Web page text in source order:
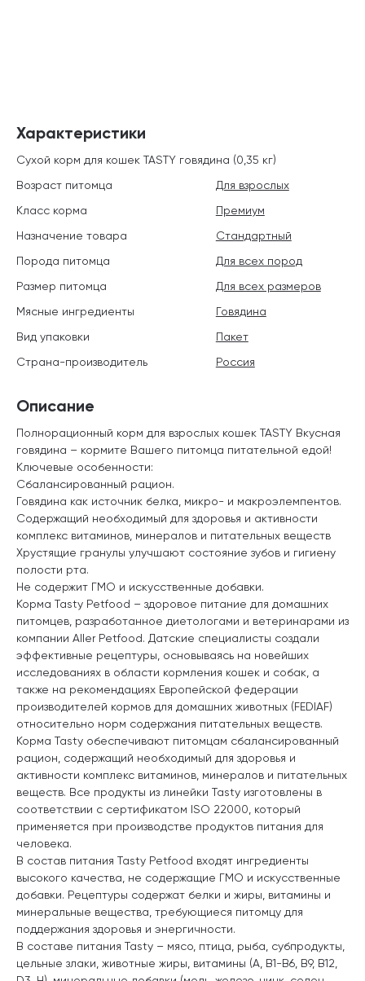
Описание
Полнорационный корм для взрослых кошек TASTY Вкусная
говядина – кормите Вашего питомца питательной едой!
Ключевые особенности:
Сбалансированный рацион.
Говядина как источник белка, микро- и макроэлемпентов.
Содержащий необходимый для здоровья и активности
комплекс витаминов, минералов и питательных веществ
Хрустящие гранулы улучшают состояние зубов и гигиену
полости рта.
Не содержит ГМО и искусственные добавки.
Корма Tasty Petfood – здоровое питание для домашних
питомцев, разработанное диетологами и ветеринарами из
компании Aller Petfood. Датские специалисты создали
эффективные рецептуры, основываясь на новейших
исследованиях в области кормления кошек и собак, а
также на рекомендациях Европейской федерации
производителей кормов для домашних животных (FEDIAF)
относительно норм содержания питательных веществ.
Корма Tasty обеспечивают питомцам сбалансированный
рацион, содержащий необходимый для здоровья и
активности комплекс витаминов, минералов и питательных
веществ. Все продукты из линейки Tasty изготовлены в
соответствии с сертификатом ISO 22000, который
применяется при производстве продуктов питания для
человека.
В состав питания Tasty Petfood входят ингредиенты
высокого качества, не содержащие ГМО и искусственные
добавки. Рецептуры содержат белки и жиры, витамины и
минеральные вещества, требующиеся питомцу для
поддержания здоровья и энергичности.
В составе питания Tasty – мясо, птица, рыба, субпродукты,
цельные злаки, животные жиры, витамины (A, B1-B6, B9, B12,
Характеристики
Сухой корм для кошек TASTY говядина (0,35 кг)
Возраст питомца
Для взрослых
Класс корма
Премиум
Назначение товара
Стандартный
Порода питомца
Для всех пород
Размер питомца
Для всех размеров
Мясные ингредиенты
Говядина
Вид упаковки
Пакет
Страна-производитель
Россия